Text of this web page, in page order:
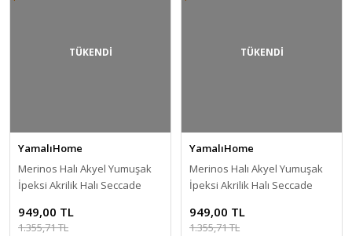
TÜKENDİ
YamalıHome
Merinos Halı Akyel Yumuşak
İpeksi Akrilik Halı Seccade
949,00 TL
1.355,71 TL
TÜKENDİ
YamalıHome
Merinos Halı Akyel Yumuşak
İpeksi Akrilik Halı Seccade
949,00 TL
1.355,71 TL